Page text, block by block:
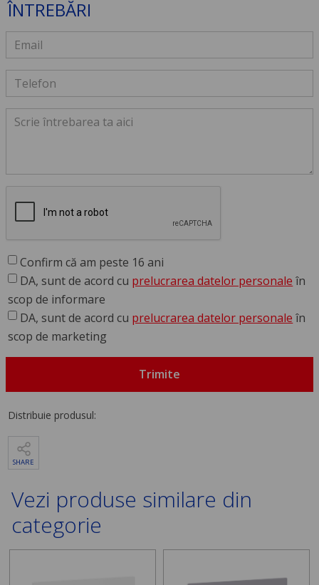
ÎNTREBĂRI
Confirm că am peste 16 ani
DA, sunt de acord cu prelucrarea datelor personale în
scop de informare
DA, sunt de acord cu prelucrarea datelor personale în
scop de marketing
Trimite
Distribuie produsul:
SHARE
Vezi produse similare din
categorie